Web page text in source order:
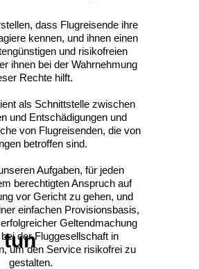
tun
dass Flugreisende ihre
kennen, und ihnen einen
und risikofreien
ihnen bei der Wahrnehmung
Rechte hilft.
als Schnittstelle zwischen
und Entschädigungen und
von Flugreisenden, die von
betroffen sind.
Aufgaben, für jeden
berechtigten Anspruch auf
vor Gericht zu gehen, und
einfachen Provisionsbasis,
Geltendmachung
der Fluggesellschaft in
um den Service risikofrei zu
gestalten.